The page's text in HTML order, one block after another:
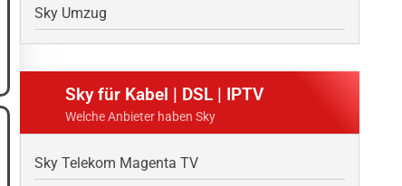
Sky Umzug
Sky für Kabel | DSL | IPTV
Welche Anbieter haben Sky
Sky Telekom Magenta TV